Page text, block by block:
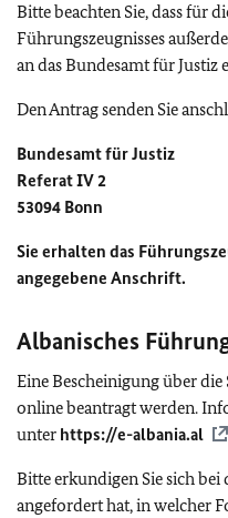
Bitte beachten Sie, dass für
Führungszeugnisses
an das Bundesamt für Justiz
Den Antrag senden Sie
Bundesamt für Justiz
Referat IV 2
53094 Bonn
Sie erhalten das
angegebene Anschrift.
Albanisches
Eine Bescheinigung über
online beantragt werden.
unter https://e-albania.al
Bitte erkundigen Sie sich bei
angefordert hat, in welcher